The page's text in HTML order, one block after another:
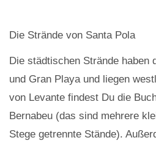
Die Strände von Santa Pola
Die städtischen Strände haben
und Gran Playa und liegen
von Levante findest Du die
Bernabeu (das sind mehrere
Stege getrennte Stände).